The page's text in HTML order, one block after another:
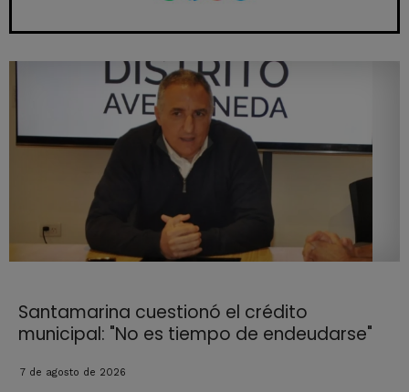
Santamarina cuestionó el crédito
municipal: "No es tiempo de endeudarse"
7 de agosto de 2026